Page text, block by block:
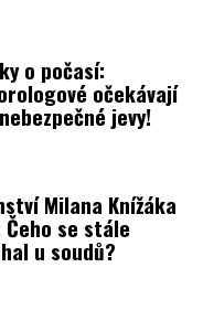
o počasí:
očekávají
jevy!
Milana Knížáka
Čeho se stále
u soudů?